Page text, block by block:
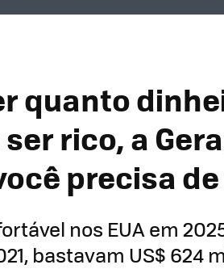
quanto
rico, a
precisa
nos EUA em
bastavam US$ 624